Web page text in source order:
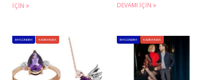
IÇIN DEVAMI IÇIN
BM GÜNDEM KADIN MODA BM GÜNDEM KADIN MODA